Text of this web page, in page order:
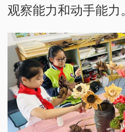
观察能力和动手能力。